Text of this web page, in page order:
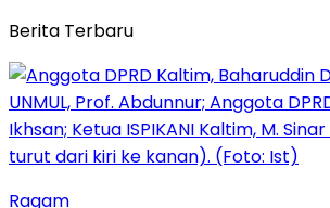
Berita Terbaru
Ragam